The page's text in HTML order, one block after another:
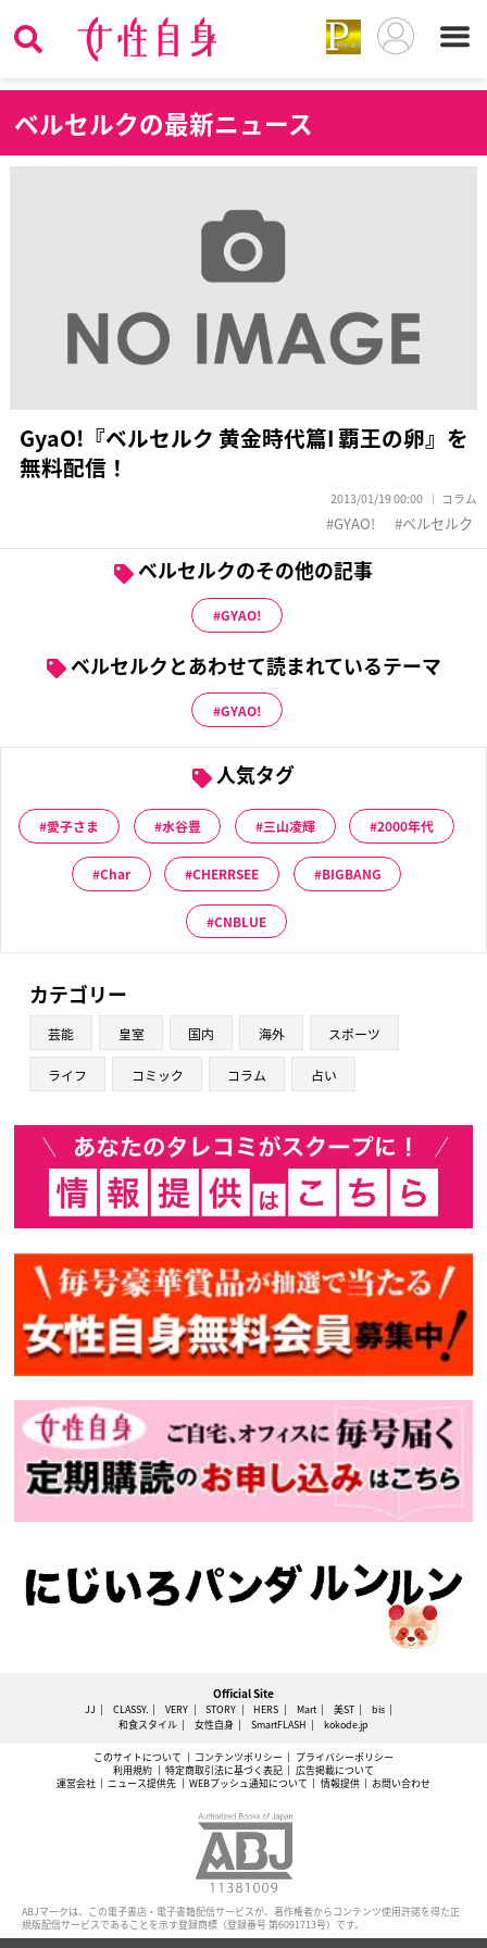
ベルセルクの最新ニュース
GyaO!『ベルセルク 黄金時代篇I 覇王の卵』を
無料配信！
2013/01/19 00:00 コラム
GYAO! ベルセルク
ベルセルクのその他の記事
GYAO!
ベルセルクとあわせて読まれているテーマ
GYAO!
人気タグ
愛子さま 水谷豊 三山凌輝 2000年代
Char CHERRSEE BIGBANG
CNBLUE
カテゴリー
芸能 皇室 国内 海外 スポーツ
ライフ コミック コラム 占い
Official Site
JJ CLASSY. VERY STORY HERS Mart 美ST
bis
和食スタイル
女性自身 SmartFLASH kokode.jp
このサイトについて コンテンツポリシー
プライバシーポリシー
利用規約
特定商取引法に基づく表記
広告掲載について
運営会社
ニュース提供先 WEBプッシュ通知について 情報提供 お問い合わせ
ABJマークは、この電子書店・電子書籍配信サービスが、著作権者からコンテンツ使用許諾を得た正
規版配信サービスであることを示す登録商標（登録番号 第6091713号）です。